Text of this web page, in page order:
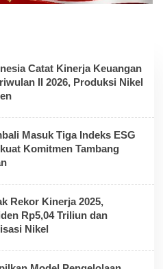
Catat Kinerja Keuangan
II 2026, Produksi Nikel
Masuk Tiga Indeks ESG
Komitmen Tambang
Rekor Kinerja 2025,
Rp5,04 Triliun dan
Nikel